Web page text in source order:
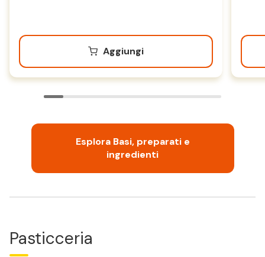
Aggiungi
Esplora Basi, preparati e
ingredienti
Pasticceria